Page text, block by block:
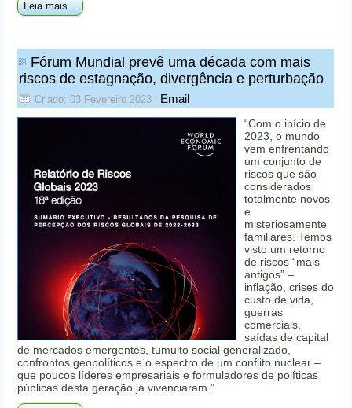
Leia mais...
Fórum Mundial prevê uma década com mais
riscos de estagnação, divergência e perturbação
Criado: 03 Fevereiro 2023 Email
“Com o início de
2023, o mundo
vem enfrentando
um conjunto de
riscos que são
considerados
totalmente novos
e
misteriosamente
familiares. Temos
visto um retorno
de riscos “mais
antigos” –
inflação, crises do
custo de vida,
guerras
comerciais,
saídas de capital
de mercados emergentes, tumulto social generalizado,
confrontos geopolíticos e o espectro de um conflito nuclear –
que poucos líderes empresariais e formuladores de políticas
públicas desta geração já vivenciaram.”